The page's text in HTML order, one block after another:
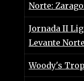
Norte:
Jornada II
Levante Norte
Woody's